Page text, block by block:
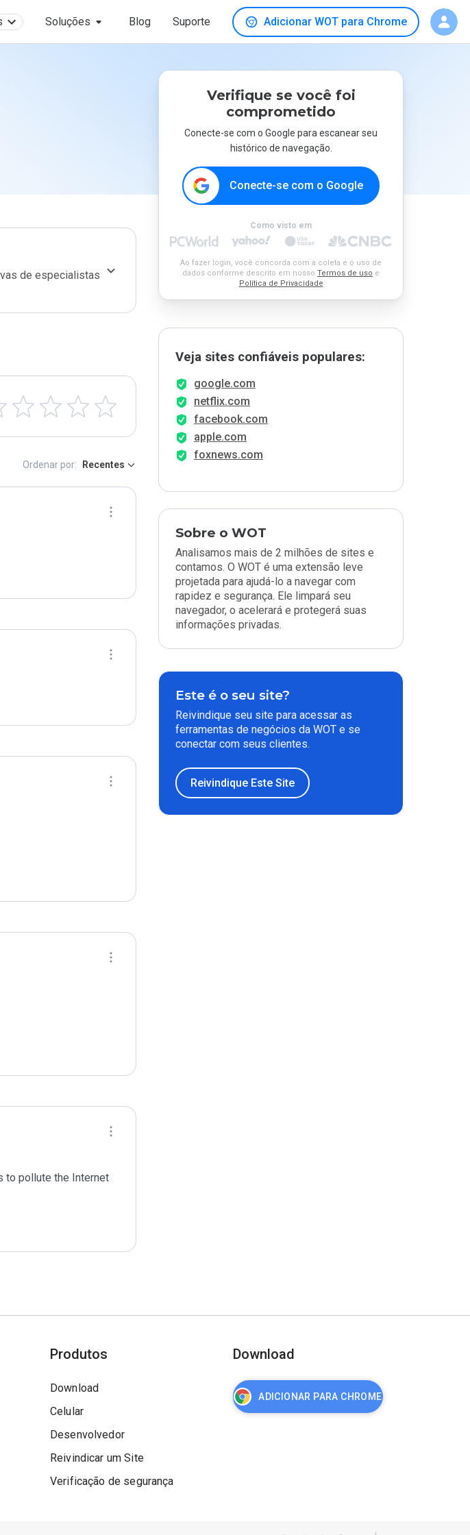
Soluções Blog Suporte Adicionar WOT para Chrome
de especialistas
Ordenar por: Recentes
to pollute the Internet
Verifique se você foi
comprometido
Conecte-se com o Google para escanear seu
histórico de navegação.
Conecte-se com o Google
Como visto em
Ao fazer login, você concorda com a coleta e o uso de
dados conforme descrito em nosso Termos de uso e
Política de Privacidade
Veja sites confiáveis populares:
google.com
netflix.com
facebook.com
apple.com
foxnews.com
Sobre o WOT
Analisamos mais de 2 milhões de sites e
contamos. O WOT é uma extensão leve
projetada para ajudá-lo a navegar com
rapidez e segurança. Ele limpará seu
navegador, o acelerará e protegerá suas
informações privadas.
Este é o seu site?
Reivindique seu site para acessar as
ferramentas de negócios da WOT e se
conectar com seus clientes.
Reivindique Este Site
Produtos
Download
Celular
Desenvolvedor
Reivindicar um Site
Verificação de segurança
Download
ADICIONAR PARA CHROME